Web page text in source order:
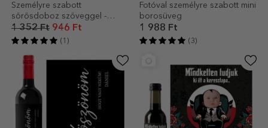
Személyre szabott
sörösdoboz szöveggel -
Bejövő hívás
1 352 Ft 946 Ft
(1)
Fotóval személyre szabott mini
borosüveg
1 988 Ft
(3)